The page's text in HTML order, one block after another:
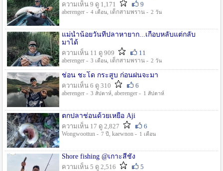
ความเห็น 9 ดู 1,171
9
aberenger - 4 เดือน, เด็กสามพราน - 2 วัน
แม่น้ำน้อยวันที่ปลาหายาก...เกือบหลับแต่กลับ
มาได้
ความเห็น 11 ดู 909
11
aberenger - 3 เดือน, เด็กสามพราน - 2 วัน
ช่อน ชะโด กระสูบ ก่อนฝนจะมา
ความเห็น 6 ดู 310
6
aberenger - 3 สัปดาห์, aberenger - 1 สัปดาห์
ตกปลาช่อนด้วยเหยื่อ Aji
ความเห็น 17 ดู 2,827
6
Wongwoottun - 7 ปี , kaewnon - 1 เดือน
Shore fishing @เกาะสีชัง
ความเห็น 5 ดู 2,516
5